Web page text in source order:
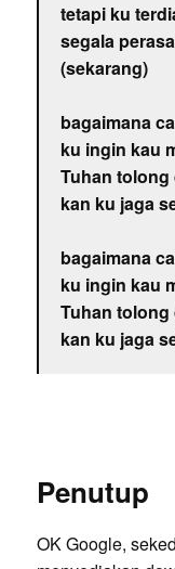
tetapi ku
segala
(sekarang)
bagaimana
ku ingin kau
Tuhan
kan ku jaga
bagaimana
ku ingin kau
Tuhan
kan ku jaga
Penutup
OK Google,